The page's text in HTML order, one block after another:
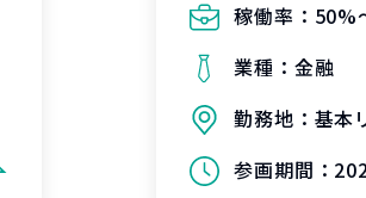
稼働率： 50%
業種： 金融
勤務地： 基本
参画期間：